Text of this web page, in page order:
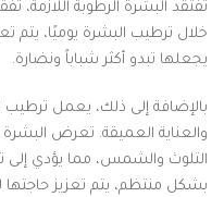
تفتقد البشرة الرطوبة
خلال ترطيب البشرة يوميًا، يتم
يجعلها تبدو أكثر شباباً ونضارة.
بالإضافة إلى ذلك، يعمل ترطيب
والعناية العميقة. تعرض البشرة
التلوث والشمس، مما يؤدي إلى
بشكل منتظم، يتم تعزيز